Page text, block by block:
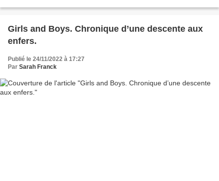
Girls and Boys. Chronique d’une descente aux
enfers.
Publié le 24/11/2022 à 17:27
Par Sarah Franck